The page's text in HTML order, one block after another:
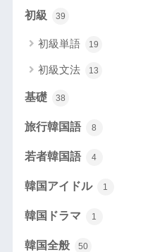
初級 39
初級単語 19
初級文法 13
基礎 38
旅行韓国語 8
若者韓国語 4
韓国アイドル 1
韓国ドラマ 1
韓国全般 50